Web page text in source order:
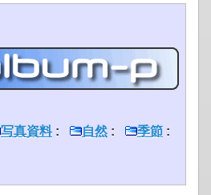
写真資料: 自然: 季節 :